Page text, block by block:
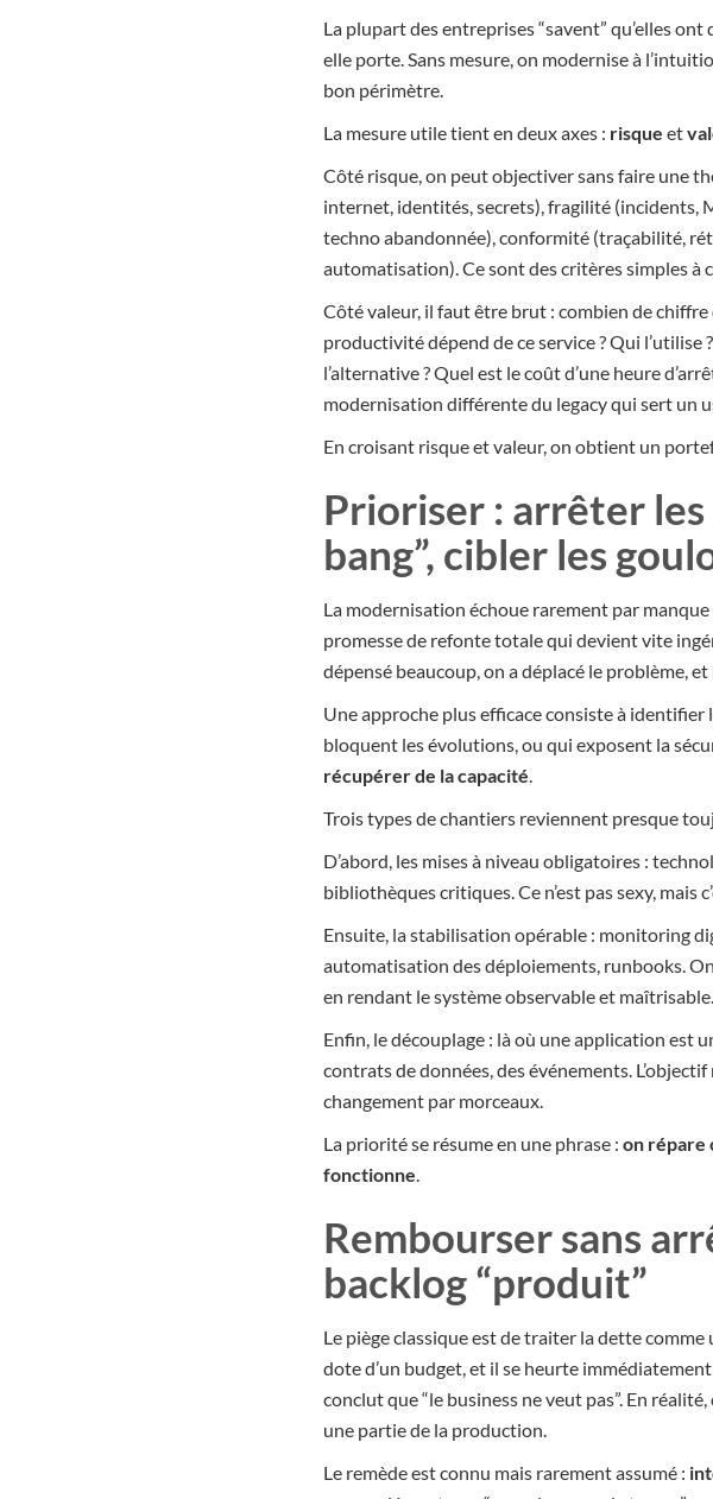
La plupart des entreprises “savent” qu’elles
elle porte. Sans mesure, on modernise à
bon périmètre.
La mesure utile tient en deux axes : risque et
Côté risque, on peut objectiver sans faire une
internet, identités, secrets), fragilité (incidents,
techno abandonnée), conformité (traçabilité,
automatisation). Ce sont des critères simples à
Côté valeur, il faut être brut : combien de
productivité dépend de ce service ? Qui
l’alternative ? Quel est le coût d’une heure
modernisation différente du legacy qui sert un
En croisant risque et valeur, on obtient un
Prioriser : arrêter les
bang”, cibler les
La modernisation échoue rarement par manque
promesse de refonte totale qui devient vite
dépensé beaucoup, on a déplacé le problème,
Une approche plus efficace consiste à
bloquent les évolutions, ou qui exposent la
récupérer de la capacité.
Trois types de chantiers reviennent presque
D’abord, les mises à niveau obligatoires :
bibliothèques critiques. Ce n’est pas sexy, mais
Ensuite, la stabilisation opérable : monitoring
automatisation des déploiements, runbooks.
en rendant le système observable et maîtrisable.
Enfin, le découplage : là où une application est
contrats de données, des événements.
changement par morceaux.
La priorité se résume en une phrase : on répare
fonctionne.
Rembourser sans
backlog “produit”
Le piège classique est de traiter la dette
dote d’un budget, et il se heurte
conclut que “le business ne veut pas”. En
une partie de la production.
Le remède est connu mais rarement assumé :